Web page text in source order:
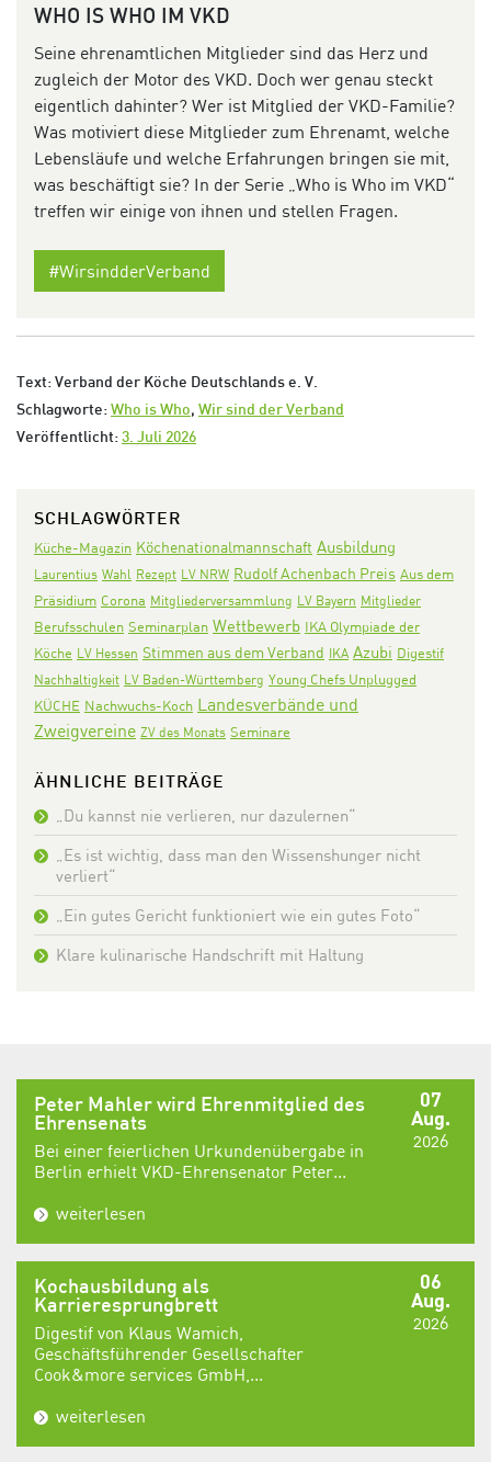
WHO IS WHO IM VKD
Seine ehrenamtlichen Mitglieder sind das Herz und
zugleich der Motor des VKD. Doch wer genau steckt
eigentlich dahinter? Wer ist Mitglied der VKD-Familie?
Was motiviert diese Mitglieder zum Ehrenamt, welche
Lebensläufe und welche Erfahrungen bringen sie mit,
was beschäftigt sie? In der Serie „Who is Who im VKD“
treffen wir einige von ihnen und stellen Fragen.
#WirsindderVerband
Text: Verband der Köche Deutschlands e. V.
Schlagworte: Who is Who, Wir sind der Verband
Veröffentlicht: 3. Juli 2026
SCHLAGWÖRTER
Küche-Magazin Köchenationalmannschaft Ausbildung
Laurentius Wahl Rezept LV NRW Rudolf Achenbach Preis Aus dem
Präsidium Corona Mitgliederversammlung LV Bayern Mitglieder
Berufsschulen Seminarplan Wettbewerb IKA Olympiade der
Köche LV Hessen Stimmen aus dem Verband IKA Azubi Digestif
Nachhaltigkeit LV Baden-Württemberg Young Chefs Unplugged
KÜCHE Nachwuchs-Koch Landesverbände und
Zweigvereine ZV des Monats Seminare
ÄHNLICHE BEITRÄGE
„Du kannst nie verlieren, nur dazulernen“
„Es ist wichtig, dass man den Wissenshunger nicht
verliert“
„Ein gutes Gericht funktioniert wie ein gutes Foto“
Klare kulinarische Handschrift mit Haltung
07
Aug.
2026
Peter Mahler wird Ehrenmitglied des
Ehrensenats
Bei einer feierlichen Urkundenübergabe in
Berlin erhielt VKD-Ehrensenator Peter...
weiterlesen
06
Aug.
2026
Kochausbildung als
Karrieresprungbrett
Digestif von Klaus Wamich,
Geschäftsführender Gesellschafter
Cook&more services GmbH,...
weiterlesen